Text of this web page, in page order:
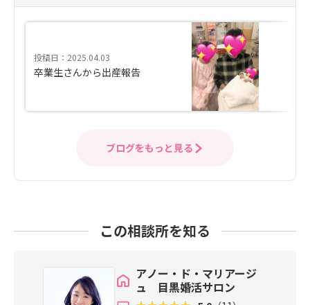
投稿日：2025.04.03
卒業生さんから出産報告
ブログをもっと見る
この相談所を知る
アノー・ド・マリアージ
ュ 目黒婚活サロン